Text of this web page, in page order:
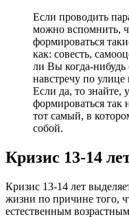
Если проводить
можно вспомнить,
формироваться
как: совесть,
ли Вы когда-
навстречу по улице
Если да, то знайте,
формироваться
тот самый, в
собой.
Кризис 13-14
Кризис 13-14 лет
жизни по причине того,
естественным